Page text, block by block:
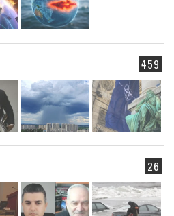
459
26